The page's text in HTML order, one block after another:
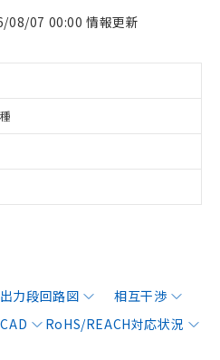
08/07 00:00 情報更新
出力段回路図
相互干渉
CAD
RoHS/REACH対応状況